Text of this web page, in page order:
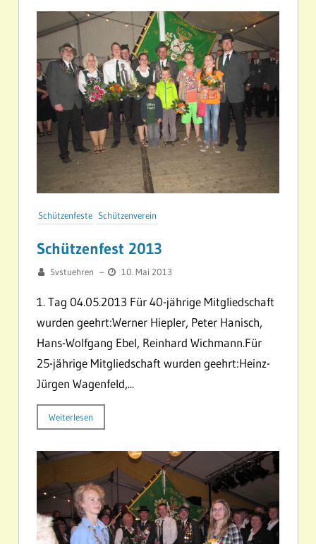
Schützenfeste Schützenverein
Schützenfest 2013
Svstuehren – 10. Mai 2013
1. Tag 04.05.2013 Für 40-jährige Mitgliedschaft
wurden geehrt:Werner Hiepler, Peter Hanisch,
Hans-Wolfgang Ebel, Reinhard Wichmann.Für
25-jährige Mitgliedschaft wurden geehrt:Heinz-
Jürgen Wagenfeld,...
Weiterlesen